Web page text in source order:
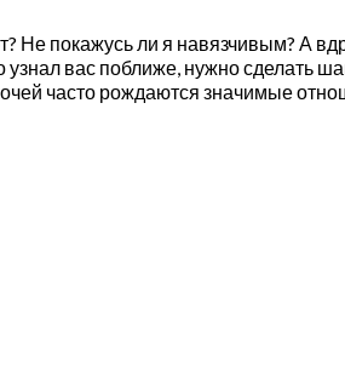
покажусь ли я навязчивым? А
вас поближе, нужно сделать
часто рождаются значимые